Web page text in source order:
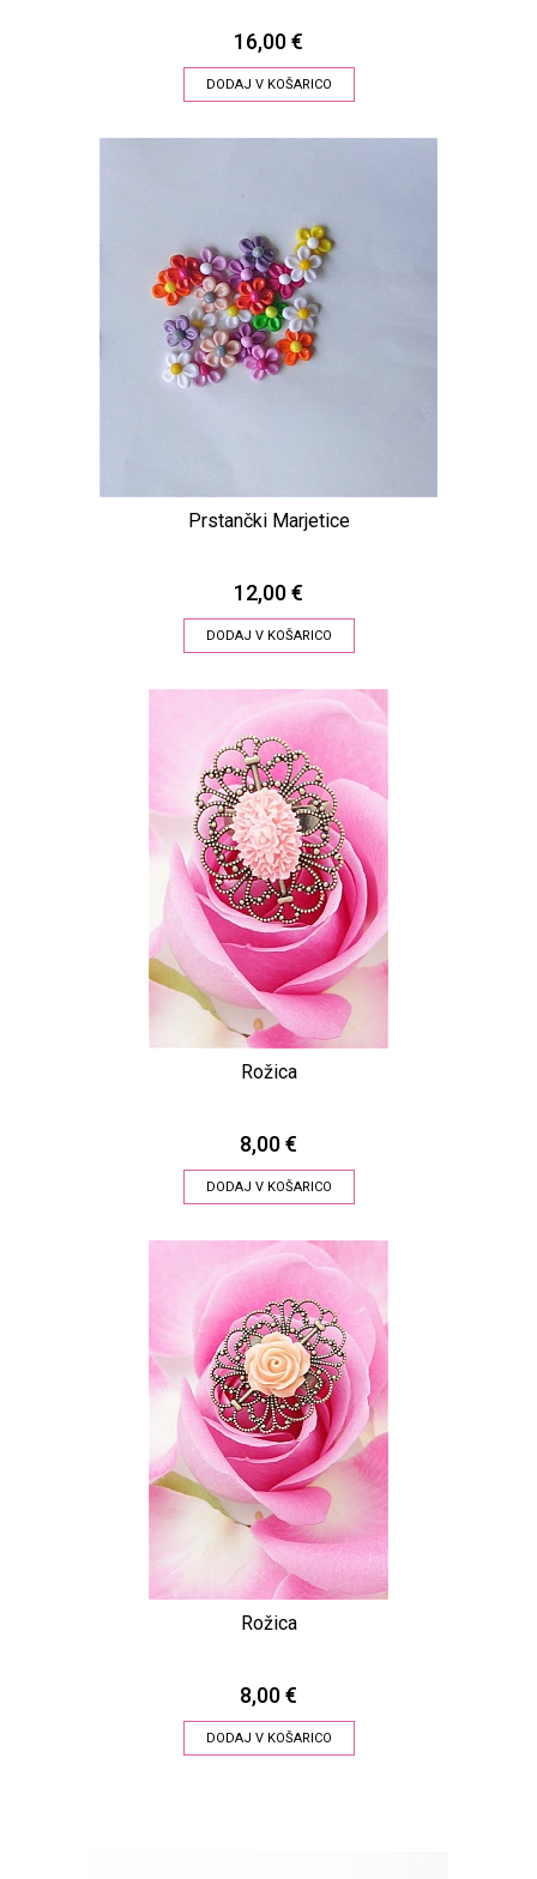
16,00 €
DODAJ V KOŠARICO
Prstančki Marjetice
12,00 €
DODAJ V KOŠARICO
Rožica
8,00 €
DODAJ V KOŠARICO
Rožica
8,00 €
DODAJ V KOŠARICO